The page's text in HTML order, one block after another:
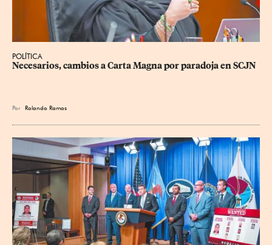
POLÍTICA
Necesarios, cambios a Carta Magna por paradoja en SCJN
Por Rolando Ramos